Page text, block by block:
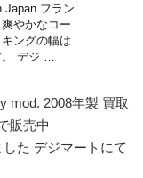
Japan フラン
やかなコー
ングの幅は
デジ …
mod. 2008年製 買取
販売中
た デジマートにて